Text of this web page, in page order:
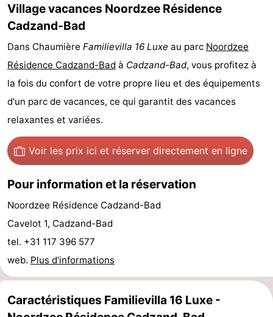
et
faire
Lieux
d'intérêt
-
Monuments
-
Points
de
vue
Attractions
-
Croisières
Terrains
de
jeux
-
Aires
de
Bowling
-
Village vacances Noordzee Résidence
Cadzand-Bad
Dans Chaumière Familievilla 16 Luxe au parc Noordzee
Résidence Cadzand-Bad à Cadzand-Bad, vous profitez à
la fois du confort de votre propre lieu et des équipements
d'un parc de vacances, ce qui garantit des vacances
relaxantes et variées.
Voir les prix ici et réserver directement en ligne
Pour information et la réservation
Noordzee Résidence Cadzand-Bad
Cavelot 1, Cadzand-Bad
tel. +31 117 396 577
web. Plus d'informations
Caractéristiques Familievilla 16 Luxe -